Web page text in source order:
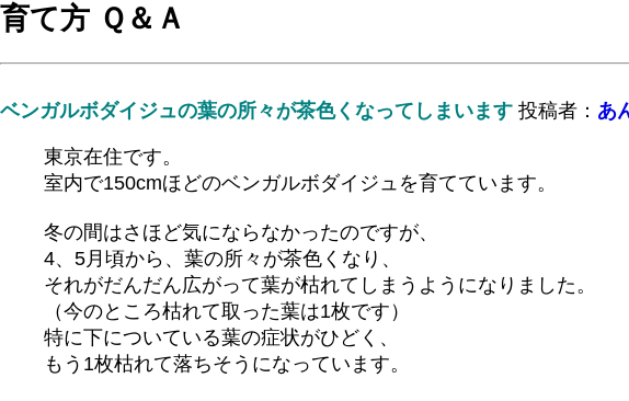
育て方 Ｑ＆Ａ
ベンガルボダイジュの葉の所々が茶色くなってしまいます 投稿者： あ
東京在住です。
室内で150cmほどのベンガルボダイジュを育てています。
冬の間はさほど気にならなかったのですが、
4、5月頃から、葉の所々が茶色くなり、
それがだんだん広がって葉が枯れてしまうようになりました。
（今のところ枯れて取った葉は1枚です）
特に下についている葉の症状がひどく、
もう1枚枯れて落ちそうになっています。